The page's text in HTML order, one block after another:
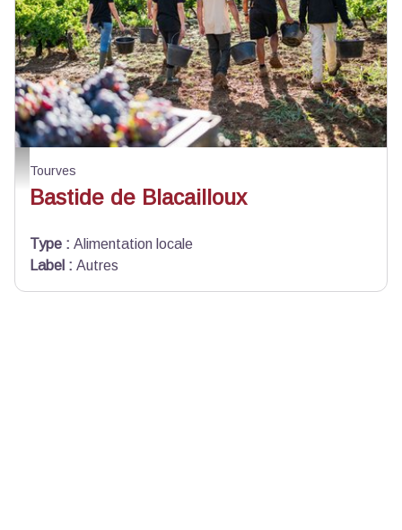
Bastide de Blacailloux - Tourves - Bastide de Blacailloux - Tourves
Tourves
Bastide de Blacailloux
Type : Alimentation locale
Label : Autres